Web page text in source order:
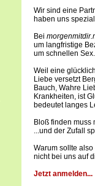
Wir sind eine
haben uns
Bei
um langfristige
um schnellen Sex.
Weil eine
Liebe versetzt
Bauch, Wahre
Krankheiten, ist
bedeutet langes
Bloß finden muss
...und der Zufall
Warum sollte
nicht bei uns auf
Jetzt anmelden...